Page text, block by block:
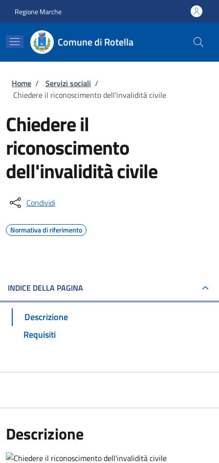
Regione Marche
Comune di Rotella
Briciole di pane
Home / Servizi sociali /
Chiedere il riconoscimento dell'invalidità civile
Chiedere il
riconoscimento
dell'invalidità civile
Condividi
Normativa di riferimento
INDICE DELLA PAGINA
Descrizione
Requisiti
Descrizione